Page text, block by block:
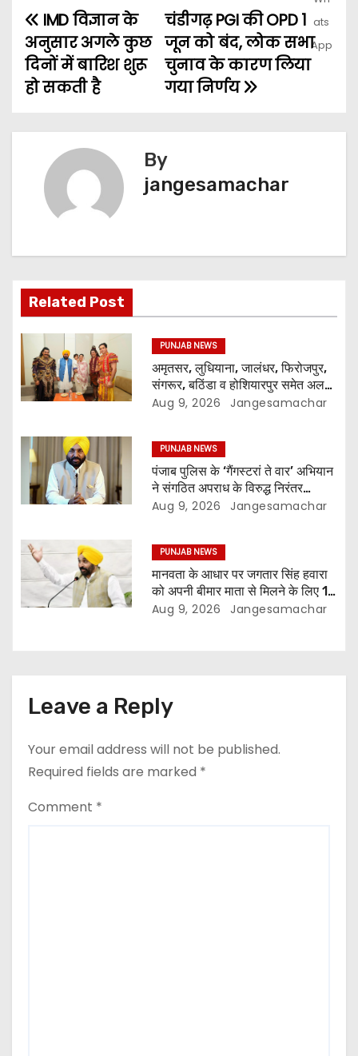
चंडीगढ़ PGI की OPD 1
जून को बंद, लोक सभा
चुनाव के कारण लिया
गया निर्णय
IMD विज्ञान के
अनुसार अगले कुछ
दिनों में बारिश शुरू
हो सकती है
By
jangesamachar
Related Post
PUNJAB NEWS
अमृतसर, लुधियाना, जालंधर, फिरोजपुर,
संगरूर, बठिंडा व होशियारपुर समेत अलग-
अलग स्थानों पर ये शो होगा- भगवंत सिंह
Aug 9, 2026 Jangesamachar
PUNJAB NEWS
पंजाब पुलिस के ‘गैंगस्टरां ते वार’ अभियान
ने संगठित अपराध के विरुद्ध निरंतर
कार्रवाई के 200 दिन पूरे किए ; 1.09
Aug 9, 2026 Jangesamachar
PUNJAB NEWS
मानवता के आधार पर जगतार सिंह हवारा
को अपनी बीमार माता से मिलने के लिए 10
दिन की पैरोल दी जानी चाहिए- मुख्यमंत्री
Aug 9, 2026 Jangesamachar
Leave a Reply
Your email address will not be published.
Required fields are marked *
Comment *